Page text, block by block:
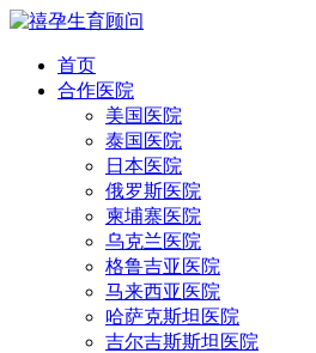
首页
合作医院
美国医院
泰国医院
日本医院
俄罗斯医院
柬埔寨医院
乌克兰医院
格鲁吉亚医院
马来西亚医院
哈萨克斯坦医院
吉尔吉斯斯坦医院